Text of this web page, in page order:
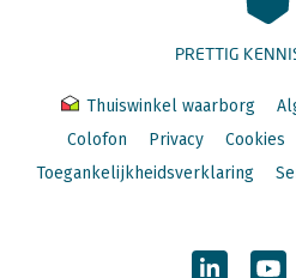
PRETTIG
Thuiswinkel waarborg
Colofon
Privacy Cookies
Toegankelijkheidsverklaring